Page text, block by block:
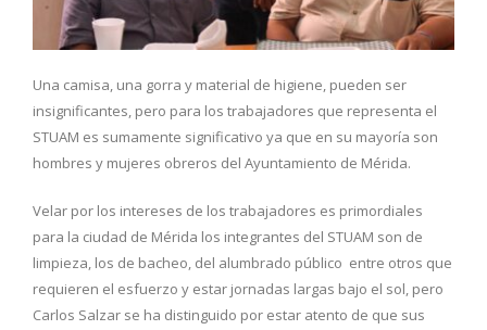
Una camisa, una gorra y material de higiene, pueden ser
insignificantes, pero para los trabajadores que representa el
STUAM es sumamente significativo ya que en su mayoría son
hombres y mujeres obreros del Ayuntamiento de Mérida.
Velar por los intereses de los trabajadores es primordiales
para la ciudad de Mérida los integrantes del STUAM son de
limpieza, los de bacheo, del alumbrado público entre otros que
requieren el esfuerzo y estar jornadas largas bajo el sol, pero
Carlos Salzar se ha distinguido por estar atento de que sus